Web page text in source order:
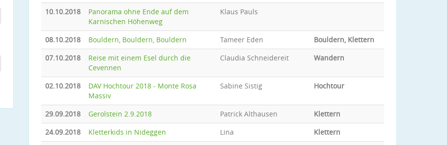
10.10.2018
Panorama ohne Ende auf dem
Karnischen Höhenweg
Klaus Pauls
08.10.2018 Bouldern, Bouldern, Bouldern Tameer Eden
Bouldern, Klettern
07.10.2018
Reise mit einem Esel durch die
Cevennen
Claudia Schneidereit Wandern
02.10.2018
DAV Hochtour 2018 - Monte Rosa
Massiv
Sabine Sistig Hochtour
29.09.2018 Gerolstein 2.9.2018 Patrick Althausen
Klettern
24.09.2018
Kletterkids in Nideggen Lina
Klettern